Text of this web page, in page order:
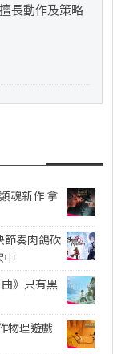
長動作及策略
魂新作 拿
節奏肉鴿砍
中
》只有黑
物理遊戲